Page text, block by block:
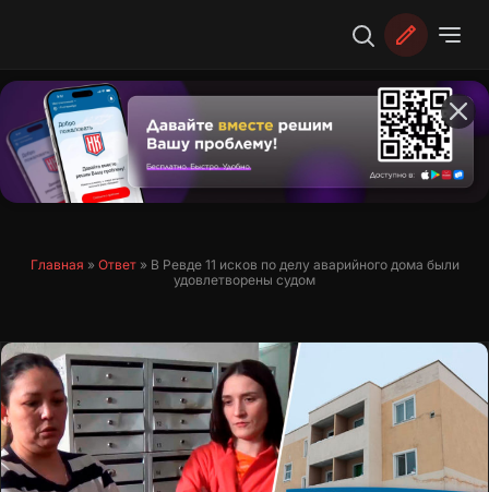
Главная » Ответ» В Ревде 11 исков по делу аварийного дома были
удовлетворены судом